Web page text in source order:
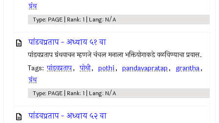
ग्रंथ
Type: PAGE | Rank: 1 | Lang: N/A
पांडवप्रताप - अध्याय ५१ वा
पांडवप्रताप ग्रंथवाचन म्हणजे चंचल मनाला भक्तियोगाकडे वळविण्याचा प्रवास.
Tags: पांडवप्रताप, पोथी, pothi, pandavapratap, grantha,
ग्रंथ
Type: PAGE | Rank: 1 | Lang: N/A
पांडवप्रताप - अध्याय ५२ वा